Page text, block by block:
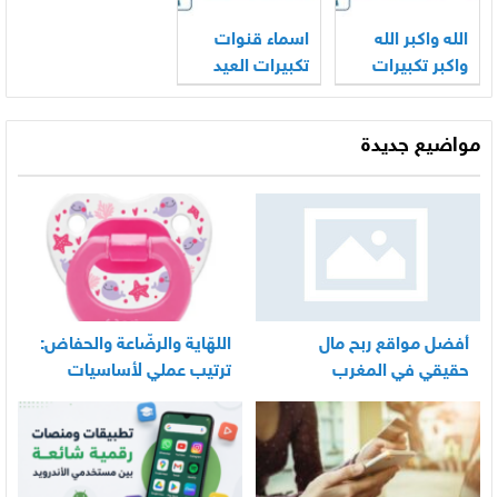
الله واكبر الله
واكبر تكبيرات
العيد بالصوت
2026
اسماء قنوات
تكبيرات العيد
2026
مواضيع جديدة
أفضل مواقع ربح مال
حقيقي في المغرب
اللهّاية والرضّاعة والحفاض:
ترتيب عملي لأساسيات
العناية اليومية بالرضيع